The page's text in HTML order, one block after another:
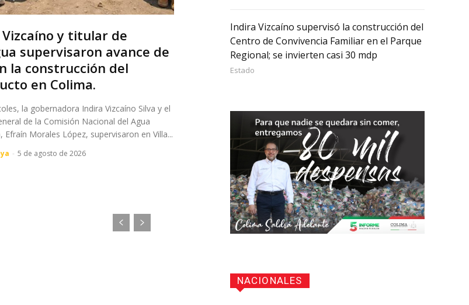
y titular de
supervisaron avance de
la construcción del
en Colima.
la gobernadora Indira Vizcaíno Silva y el
de la Comisión Nacional del Agua
Efraín Morales López, supervisaron en Villa...
- 5 de agosto de 2026
Indira Vizcaíno supervisó la construcción del
Centro de Convivencia Familiar en el Parque
Regional; se invierten casi 30 mdp
Estado
NACIONALES